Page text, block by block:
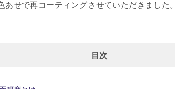
せで再コーティングさせていただきました。
目次